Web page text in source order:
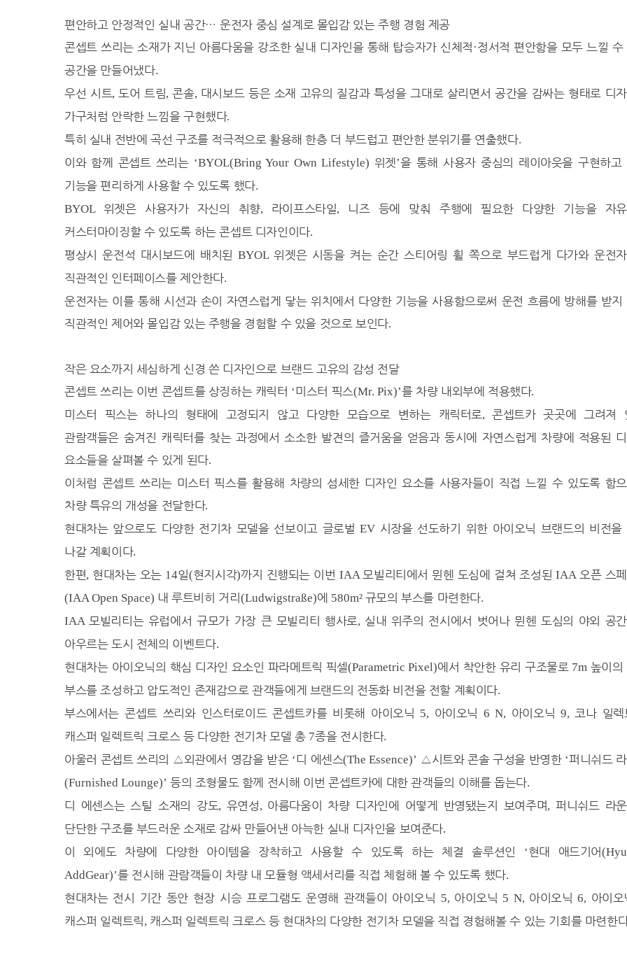
해남 24.5℃
고흥 25.2℃
의령군 24.0℃
함양군 23.5℃
광양시 28.4℃
진도군 26.6℃
20.8℃
영덕 21.8℃
의성 22.2℃
구미 24.1℃
영천 22.7℃
경주시 23.1℃
합천 24.5℃
밀양 25.1℃
편안하고 안정적인 실내 공간…운전자 중심 설계로 몰입감 있는 주행 경험 제공
콘셉트 쓰리는 소재가 지닌 아름다움을 강조한 실내 디자인을 통해 탑승자가 신체적 ·정서적 편안함을 모두 느낄 수
공간을 만들어냈다.
우선 시트,도어 트림,콘솔, 대시보드 등은 소재 고유의 질감과 특성을 그대로 살리면서 공간을 감싸는 형태로 디
가구처럼 안락한 느낌을 구현했다.
특히 실내 전반에 곡선 구조를 적극적으로 활용해 한층 더 부드럽고 편안한 분위기를 연출했다.
이와 함께 콘셉트 쓰리는 ‘BYOL(Bring Your Own Lifestyle) 위젯’을 통해 사용자 중심의 레이아웃을 구현하고
기능을 편리하게 사용할 수 있도록 했다.
BYOL 위젯은 사용자가 자신의 취향, 라이프스타일, 니즈 등에 맞춰 주행에 필요한 다양한 기능을 자유
커스터마이징할 수 있도록 하는 콘셉트 디자인이다.
평상시 운전석 대시보드에 배치된BYOL위젯은 시동을 켜는 순간 스티어링 휠 쪽으로 부드럽게 다가와 운전자
직관적인 인터페이스를 제안한다.
운전자는 이를 통해 시선과 손이 자연스럽게 닿는 위치에서 다양한 기능을 사용함으로써 운전 흐름에 방해를 받지
직관적인 제어와 몰입감 있는 주행을 경험할 수 있을 것으로 보인다.
작은 요소까지 세심하게 신경 쓴 디자인으로 브랜드 고유의 감성 전달
콘셉트 쓰리는 이번 콘셉트를 상징하는 캐릭터 ‘미스터 픽스(Mr. Pix)’를 차량 내외부에 적용했다.
미스터 픽스는 하나의 형태에 고정되지 않고 다양한 모습으로 변하는 캐릭터로,콘셉트카 곳곳에 그려져
관람객들은 숨겨진 캐릭터를 찾는 과정에서 소소한 발견의 즐거움을 얻음과 동시에 자연스럽게 차량에 적용된
요소들을 살펴볼 수 있게 된다.
이처럼 콘셉트 쓰리는 미스터 픽스를 활용해 차량의 섬세한 디자인 요소를 사용자들이 직접 느낄 수 있도록 함으
차량 특유의 개성을 전달한다.
현대차는 앞으로도 다양한 전기차 모델을 선보이고 글로벌EV 시장을 선도하기 위한 아이오닉 브랜드의 비전을
나갈 계획이다.
한편, 현대차는 오는 14일(현지시각)까지 진행되는 이번 IAA모빌리티에서 뮌헨 도심에 걸쳐 조성된IAA오픈 스
(IAA Open Space) 내 루트비히 거리 (Ludwigstraße)에 580m² 규모의 부스를 마련한다.
IAA모빌리티는 유럽에서 규모가 가장 큰 모빌리티 행사로, 실내 위주의 전시에서 벗어나 뮌헨 도심의 야외 공간
아우르는 도시 전체의 이벤트다.
현대차는 아이오닉의 핵심 디자인 요소인 파라메트릭 픽셀(Parametric Pixel)에서 착안한 유리 구조물로 7m 높이의
부스를 조성하고 압도적인 존재감으로 관객들에게 브랜드의 전동화 비전을 전할 계획이다.
부스에서는 콘셉트 쓰리와 인스터로이드 콘셉트카를 비롯해 아이오닉 5, 아이오닉6 N, 아이오닉9,코나 일렉
캐스퍼 일렉트릭 크로스 등 다양한 전기차 모델 총 7종을 전시한다.
아울러 콘셉트 쓰리의 △외관에서 영감을 받은 ‘디 에센스(The Essence)’ △시트와 콘솔 구성을 반영한 ‘퍼니쉬드 라
(Furnished Lounge)’ 등의 조형물도 함께 전시해 이번 콘셉트카에 대한 관객들의 이해를 돕는다.
디 에센스는 스틸 소재의 강도, 유연성, 아름다움이 차량 디자인에 어떻게 반영됐는지 보여주며, 퍼니쉬드 라
단단한 구조를 부드러운 소재로 감싸 만들어낸 아늑한 실내 디자인을 보여준다.
이 외에도 차량에 다양한 아이템을 장착하고 사용할 수 있도록 하는 체결 솔루션인 ‘현대 애드기어
AddGear)’를 전시해 관람객들이 차량 내 모듈형 액세서리를 직접 체험해 볼 수 있도록 했다.
현대차는 전시 기간 동안 현장 시승 프로그램도 운영해 관객들이 아이오닉 5, 아이오닉 5 N, 아이오닉6, 아이
캐스퍼 일렉트릭, 캐스퍼 일렉트릭 크로스 등 현대차의 다양한 전기차 모델을 직접 경험해볼 수 있는 기회를 마련한